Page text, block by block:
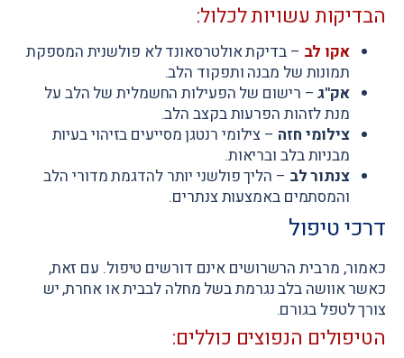
הבדיקות עשויות לכלול:
אקו לב – בדיקת אולטרסאונד לא פולשנית המספקת
תמונות של מבנה ותפקוד הלב.
אק"ג – רישום של הפעילות החשמלית של הלב על
מנת לזהות הפרעות בקצב הלב.
צילומי חזה – צילומי רנטגן מסייעים בזיהוי בעיות
מבניות בלב ובריאות.
צנתור לב – הליך פולשני יותר להדגמת מדורי הלב
והמסתמים באמצעות צנתרים.
דרכי טיפול
כאמור, מרבית הרשרושים אינם דורשים טיפול. עם זאת,
כאשר אוושה בלב נגרמת בשל מחלה לבבית או אחרת, יש
צורך לטפל בגורם.
הטיפולים הנפוצים כוללים: